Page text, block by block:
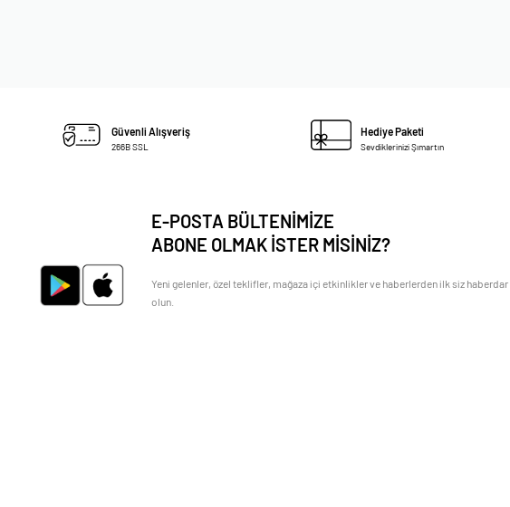
Güvenli Alışveriş
266B SSL
Hediye Paketi
Sevdiklerinizi Şımartın
E-POSTA BÜLTENİMİZE
ABONE OLMAK İSTER MİSİNİZ?
Yeni gelenler, özel teklifler, mağaza içi etkinlikler ve haberlerden ilk siz haberdar
olun.